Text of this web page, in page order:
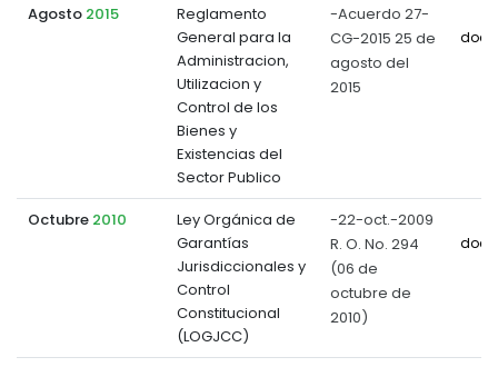
Agosto 2015
Reglamento
General para la
Administracion,
Utilizacion y
Control de los
Bienes y
Existencias del
Sector Publico
-Acuerdo 27-
CG-2015 25 de
agosto del
2015
Octubre 2010
Ley Orgánica de
Garantías
Jurisdiccionales y
Control
Constitucional
(LOGJCC)
-22-oct.-2009
R. O. No. 294
(06 de
octubre de
2010)